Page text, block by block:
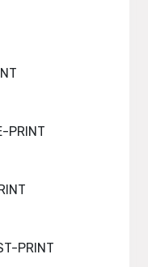
PRINT
PRINT